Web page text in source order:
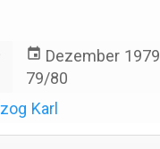
event Dezember 1979
79/80
Karl